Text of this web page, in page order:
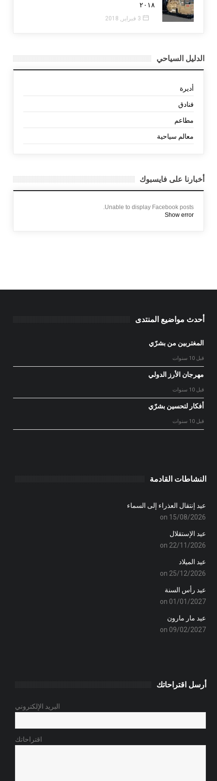
٢٠١٨
3 فبراير, 2018
الدليل السياحي
أديرة
فنادق
مطاعم
معالم سياحية
أخبارنا على فايسبوك
Unable to display Facebook posts.
Show error
أحدث مواضيع المنتدى
المغتربين من بشرّي
قبل 10 سنوات
مهرجان الأرز الدولي
قبل 10 سنوات
أفكار لتحسين بشرّي
قبل 10 سنوات
النشاطات القادمة
عيد إنتقال العذراء إلى السماء
on 15/08/2026
عيد الإستقلال
on 22/11/2026
عيد الميلاد
on 25/12/2026
عيد رأس السنة
on 01/01/2027
عيد مار مارون
on 09/02/2027
أرسل اقتراحاتك
البريد الإلكتروني
اقتراحاتك